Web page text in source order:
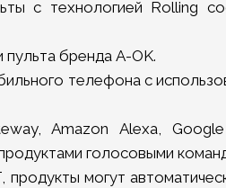
с технологией Rolling
бренда A-OK.
телефона с
Amazon Alexa,
голосовыми
могут